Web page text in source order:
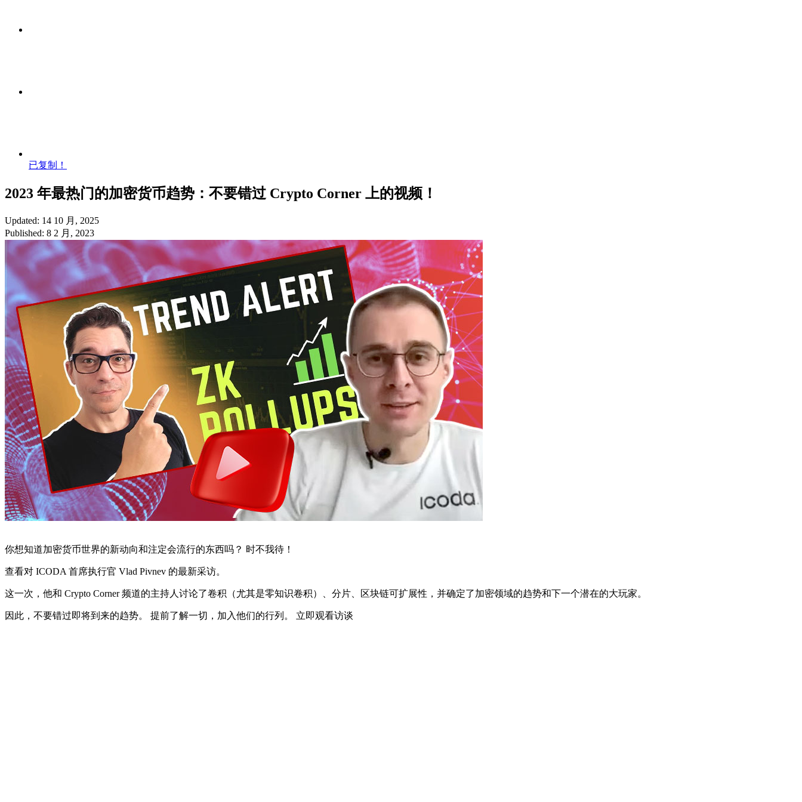
已复制！
2023 年最热门的加密货币趋势：不要错过 Crypto Corner 上的视频！
Updated: 14 10 月, 2025
Published: 8 2 月, 2023
你想知道加密货币世界的新动向和注定会流行的东西吗？ 时不我待！
查看对 ICODA 首席执行官 Vlad Pivnev 的最新采访。
这一次，他和 Crypto Corner 频道的主持人讨论了卷积（尤其是零知识卷积）、分片、区块链可扩展性，并确定了加密领域的趋势和下一个潜在的大玩家。
因此，不要错过即将到来的趋势。 提前了解一切，加入他们的行列。 立即观看访谈